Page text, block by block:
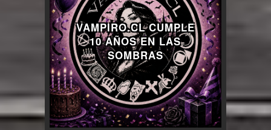
VAMPIRO.CL CUMPLE
10 AÑOS EN LAS
SOMBRAS